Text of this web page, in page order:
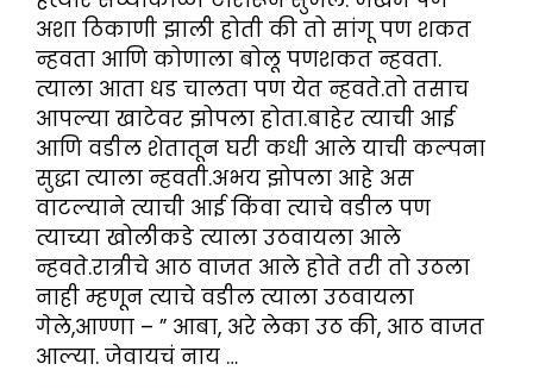
अशा ठिकाणी झाली होती की तो सांगू पण शकत
न्हवता आणि कोणाला बोलू पणशकत न्हवता.
त्याला आता धड चालता पण येत न्हवते.तो तसाच
आपल्या खाटेवर झोपला होता.बाहेर त्याची आई
आणि वडील शेतातून घरी कधी आले याची कल्पना
सुद्धा त्याला न्हवती.अभय झोपला आहे अस
वाटल्याने त्याची आई किंवा त्याचे वडील पण
त्याच्या खोलीकडे त्याला उठवायला आले
न्हवते.रात्रीचे आठ वाजत आले होते तरी तो उठला
नाही म्हणून त्याचे वडील त्याला उठवायला
गेले,आण्णा – ” आबा, अरे लेका उठ की, आठ वाजत
आल्या. जेवायचं नाय …